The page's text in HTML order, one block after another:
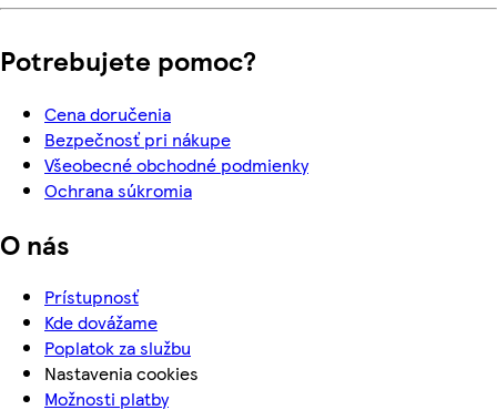
Potrebujete pomoc?
Cena doručenia
Bezpečnosť pri nákupe
Všeobecné obchodné podmienky
Ochrana súkromia
O nás
Prístupnosť
Kde dovážame
Poplatok za službu
Nastavenia cookies
Možnosti platby